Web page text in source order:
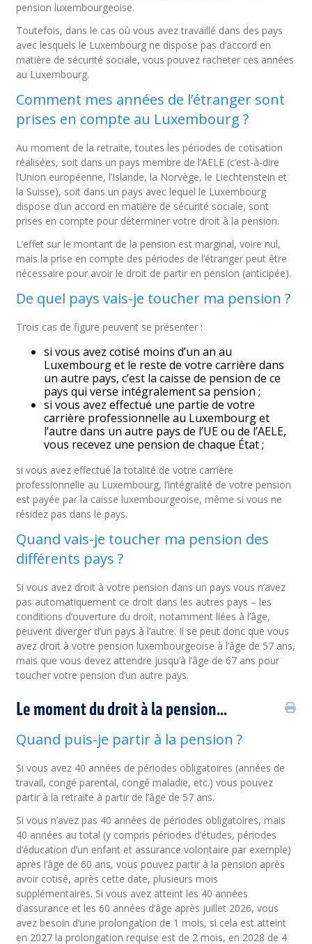
pension luxembourgeoise.
Toutefois, dans le cas où vous avez travaillé dans des pays
avec lesquels le Luxembourg ne dispose pas d’accord en
matière de sécurité sociale, vous pouvez racheter ces années
au Luxembourg.
Comment mes années de l’étranger sont
prises en compte au Luxembourg ?
Au moment de la retraite, toutes les périodes de cotisation
réalisées, soit dans un pays membre de l’AELE (c’est-à-dire
l’Union européenne, l’Islande, la Norvège, le Liechtenstein et
la Suisse), soit dans un pays avec lequel le Luxembourg
dispose d’un accord en matière de sécurité sociale, sont
prises en compte pour déterminer votre droit à la pension.
L’effet sur le montant de la pension est marginal, voire nul,
mais la prise en compte des périodes de l’étranger peut être
nécessaire pour avoir le droit de partir en pension (anticipée).
De quel pays vais-je toucher ma pension ?
Trois cas de figure peuvent se présenter :
si vous avez cotisé moins d’un an au
Luxembourg et le reste de votre carrière dans
un autre pays, c’est la caisse de pension de ce
pays qui verse intégralement sa pension ;
si vous avez effectué une partie de votre
carrière professionnelle au Luxembourg et
l’autre dans un autre pays de l’UE ou de l’AELE,
vous recevez une pension de chaque État ;
si vous avez effectué la totalité de votre carrière
professionnelle au Luxembourg, l’intégralité de votre pension
est payée par la caisse luxembourgeoise, même si vous ne
résidez pas dans le pays.
Quand vais-je toucher ma pension des
différents pays ?
Si vous avez droit à votre pension dans un pays vous n’avez
pas automatiquement ce droit dans les autres pays – les
conditions d’ouverture du droit, notamment liées à l’âge,
peuvent diverger d’un pays à l’autre. Il se peut donc que vous
avez droit à votre pension luxembourgeoise à l’âge de 57 ans,
mais que vous devez attendre jusqu’à l’âge de 67 ans pour
toucher votre pension d’un autre pays.
Le moment du droit à la pension...
Quand puis-je partir à la pension ?
Si vous avez 40 années de périodes obligatoires (années de
travail, congé parental, congé maladie, etc.) vous pouvez
partir à la retraite à partir de l’âge de 57 ans.
Si vous n’avez pas 40 années de périodes obligatoires, mais
40 années au total (y compris périodes d’études, périodes
d’éducation d’un enfant et assurance volontaire par exemple)
après l’âge de 60 ans, vous pouvez partir à la pension après
avoir cotisé, après cette date, plusieurs mois
supplémentaires. Si vous avez atteint les 40 années
d’assurance et les 60 années d’âge après juillet 2026, vous
avez besoin d’une prolongation de 1 mois, si cela est atteint
en 2027 la prolongation requise est de 2 mois, en 2028 de 4